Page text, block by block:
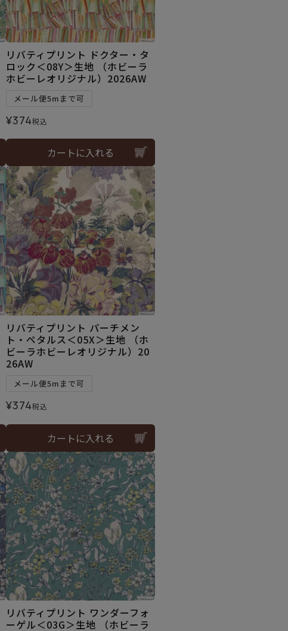
リバティプリント ドクター・タ
ロック＜08Y＞生地 （ホビーラ
ホビーレオリジナル）2026AW
メール便5mまで可
¥374税込
カートに入れる
リバティプリント パーチメン
ト・ペタルス＜05X＞生地 （ホ
ビーラホビーレオリジナル）20
26AW
メール便5mまで可
¥374税込
カートに入れる
リバティプリント ワンダーフォ
ーゲル＜03G＞生地 （ホビーラ